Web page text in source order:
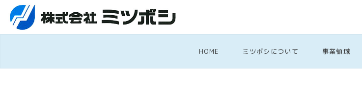
HOME ミツボシについて 事業領域